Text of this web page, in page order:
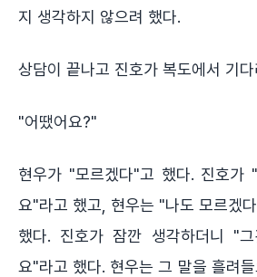
지 생각하지 않으려 했다.
상담이 끝나고 진호가 복도에서 기
"어땠어요?"
현우가 "모르겠다"고 했다. 진호가
요"라고 했고, 현우는 "나도 모르겠
했다. 진호가 잠깐 생각하더니 "
요"라고 했다. 현우는 그 말을 흘려